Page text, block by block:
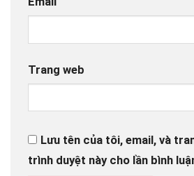
Trang web
Lưu tên của tôi, email, và
trình duyệt này cho lần bình